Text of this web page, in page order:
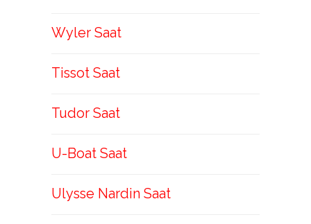
Wyler Saat
Tissot Saat
Tudor Saat
U-Boat Saat
Ulysse Nardin Saat